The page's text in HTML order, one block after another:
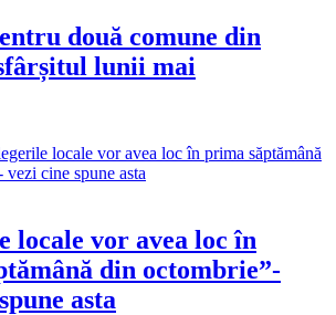
două comune din
lunii mai
locale vor avea loc în
din octombrie”-
asta